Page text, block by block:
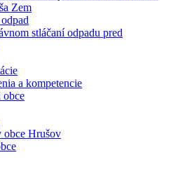
Zem
stláčaní odpadu pred
a kompetencie
obce
obce Hrušov